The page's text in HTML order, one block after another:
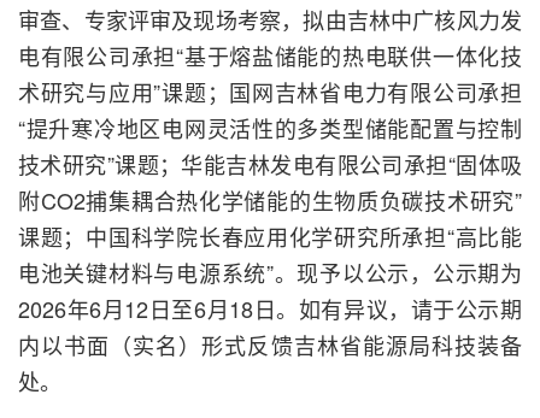
审查、专家评审及现场考察，拟由吉林中广核风力发
电有限公司承担“基于熔盐储能的热电联供一体化技
术研究与应用”课题；国网吉林省电力有限公司承担
“提升寒冷地区电网灵活性的多类型储能配置与控制
技术研究”课题；华能吉林发电有限公司承担“固体吸
附CO2捕集耦合热化学储能的生物质负碳技术研究”
课题；中国科学院长春应用化学研究所承担“高比能
电池关键材料与电源系统”。现予以公示，公示期为
2026年6月12日至6月18日。如有异议，请于公示期
内以书面（实名）形式反馈吉林省能源局科技装备
处。